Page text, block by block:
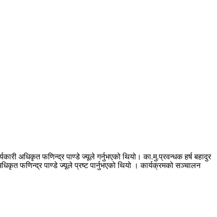
अधिकृत फणिन्द्र पाण्डे ज्यूले गर्नुभएको थियो। का.मु.प्रवन्धक हर्ष बहादुर
फणिन्द्र पाण्डे ज्यूले प्रष्ट पार्नुभएको थियो । कार्यक्रमको सञ्चालन